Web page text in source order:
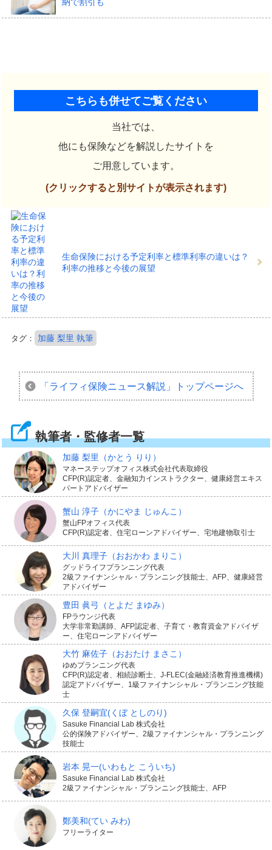
こちらも併せてご覧ください
当社では、
他にも保険などを解説したサイトを
ご用意しています。
(クリックすると別サイトが表示されます)
生命保険における予定利率と標準利率の違いは？
利率の推移と今後の展望
タグ： 加藤 梨里 執筆
「ライフィ保険ニュース解説」 トップページへ
執筆者・監修者一覧
加藤 梨里 （かとう りり）
マネーステップオフィス株式会社代表取締役
CFP(R)認定者、金融知力インストラクター、健康経営エキス
パートアドバイザー
蟹山 淳子 （かにやま じゅんこ）
蟹山FPオフィス代表
CFP(R)認定者、住宅ローンアドバイザー、宅地建物取引士
大川 真理子 （おおかわ まりこ）
グッドライフプランニング代表
2級ファイナンシャル・プランニング技能士、AFP、健康経営
アドバイザー
豊田 眞弓 （とよだ まゆみ）
FPラウンジ代表
大学非常勤講師、AFP認定者、子育て・教育資金アドバイザ
ー、住宅ローンアドバイザー
大竹 麻佐子 （おおたけ まさこ）
ゆめプランニング代表
CFP(R)認定者、相続診断士、J-FLEC(金融経済教育推進機構)
認定アドバイザー、1級ファイナンシャル・プランニング技能
士
久保 登嗣宜(くぼ としのり)
Sasuke Financial Lab 株式会社
公的保険アドバイザー、2級ファイナンシャル・プランニング
技能士
岩本 晃一(いわもと こういち)
Sasuke Financial Lab 株式会社
2級ファイナンシャル・プランニング技能士、AFP
鄭美和(てい みわ)
フリーライター